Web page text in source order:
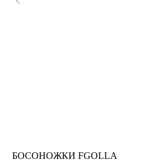
БОСОНОЖКИ FGOLLA